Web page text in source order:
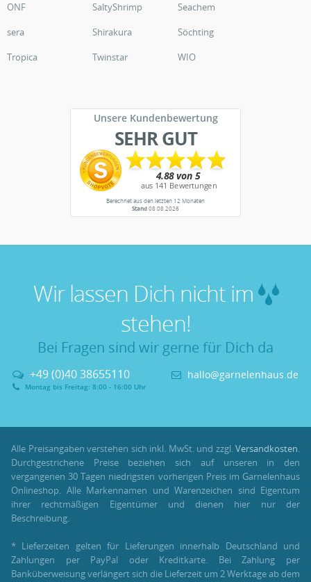
ONF
SaltyShrimp
Seachem
sera
Shirakura
Söchting
Tropica
Twinstar WIO
Unsere Kundenbewertung
SEHR GUT
Berechnet aus den letzten 12 Monaten
Stand08.08.2026
Wir lassen Dich nicht im
stehen!
Bei Fragen sind wir gerne für Dich da
+49 (0)40 38655110
Montag bis Freitag: 8:00 - 16:00 Uhr
hallo@garnelenhaus.de
Alle Preisangaben verstehen sich inkl. MwSt. und zzgl.Versandkosten.
Durchgestrichene Preise beziehen sich auf unseren in den
vergangenen 30 Tagen niedrigsten vorherigen Preis im Garnelenhaus
Onlineshop. Alle Markennamen und Warenzeichen sind Eigentum
ihrer rechtmäßigen Eigentümer und dienen hier nur der
Beschreibung.
* Lieferzeiten gelten für Lieferungen innerhalb Deutschland und
Zahlungen per PayPal oder Kreditkarte. Bei Zahlung per
Banküberweisung verlängert sich die Lieferzeit um 2 Werktage ab dem